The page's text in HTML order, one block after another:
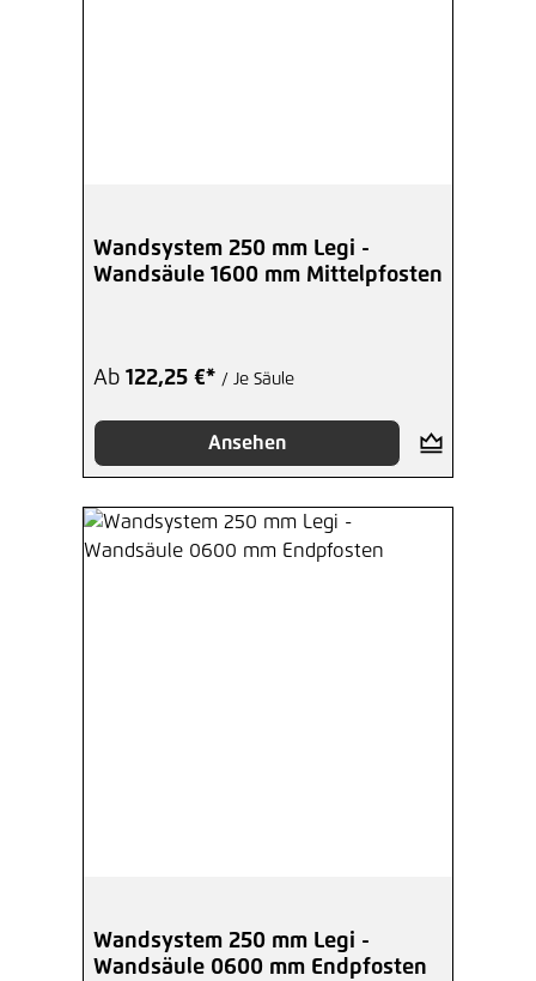
Wandsystem 250 mm Legi -
Wandsäule 1600 mm Mittelpfosten
Ab 122,25 €* / Je Säule
Ansehen
Wandsystem 250 mm Legi -
Wandsäule 0600 mm Endpfosten